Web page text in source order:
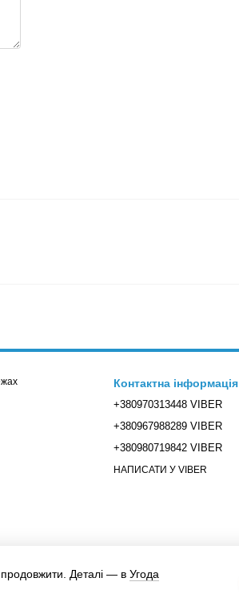
Контактна інформація
+380970313448 VIBER
+380967988289 VIBER
+380980719842 VIBER
НАПИСАТИ У VIBER
Деталі — в Угода